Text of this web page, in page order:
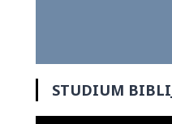
STUDIUM